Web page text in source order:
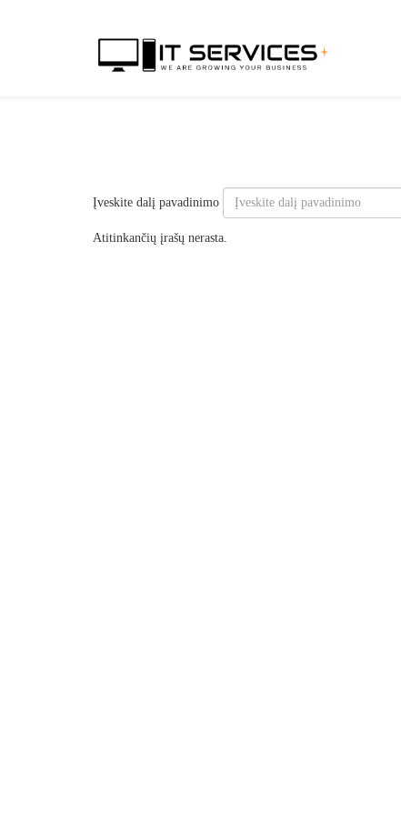
Įveskite dalį pavadinimo
Atitinkančių įrašų nerasta.